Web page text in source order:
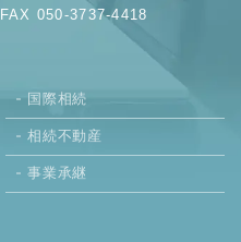
FAX 050-3737-4418
国際相続
相続不動産
事業承継